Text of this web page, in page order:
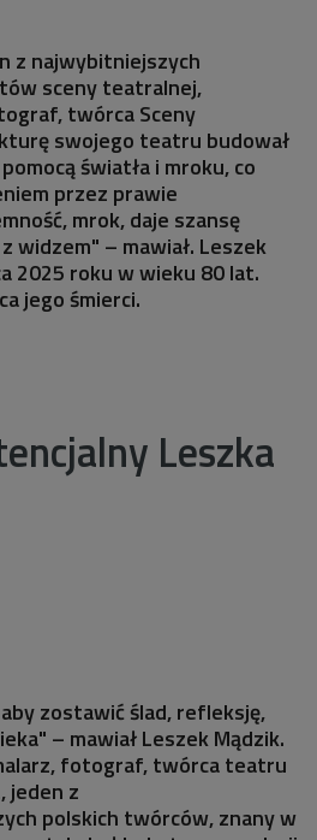
z najwybitniejszych
sceny teatralnej,
twórca Sceny
swojego teatru budował
światła i mroku, co
przez prawie
mrok, daje szansę
widzem" – mawiał. Leszek
2025 roku w wieku 80 lat.
jego śmierci.
Leszka
zostawić ślad, refleksję,
– mawiał Leszek Mądzik.
fotograf, twórca teatru
jeden z
polskich twórców, znany w